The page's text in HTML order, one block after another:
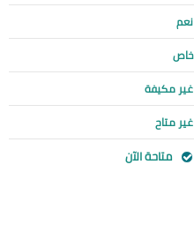
نعم
خاص
غير مكيفة
غير متاح
متاحة الآن